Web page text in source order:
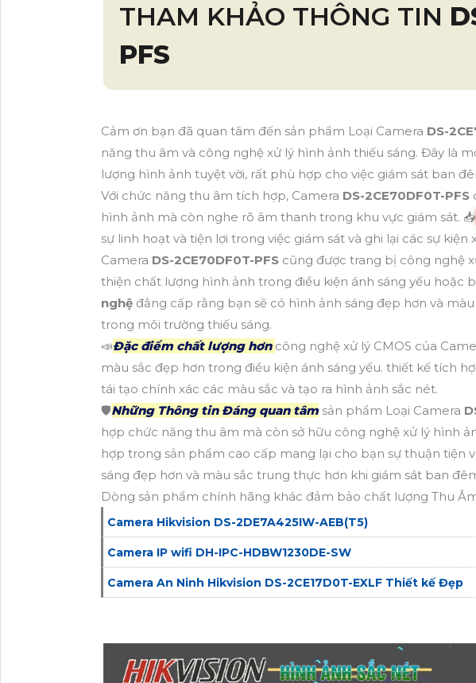
THAM KHẢO THÔNG TIN
PFS
Cảm ơn bạn đã quan tâm đến sản phẩm Loại Camera DS-
năng thu âm và công nghệ xử lý hình ảnh thiếu sáng. Đây là
lượng hình ảnh tuyệt vời, rất phù hợp cho việc giám sát ban
Với chức năng thu âm tích hợp, Camera DS-2CE70DF0T-PFS
hình ảnh mà còn nghe rõ âm thanh trong khu vực giám sát. 📥
sự linh hoạt và tiện lợi trong việc giám sát và ghi lại các sự kiện
Camera DS-2CE70DF0T-PFS cũng được trang bị công nghệ
thiện chất lượng hình ảnh trong điều kiện ánh sáng yếu hoặc
nghệ đẳng cấp rằng bạn sẽ có hình ảnh sáng đẹp hơn và
trong môi trường thiếu sáng.
📣Đặc điểm chất lượng hơn công nghệ xử lý CMOS của
màu sắc đẹp hơn trong điều kiện ánh sáng yếu. thiết kế tích
tái tạo chính xác các màu sắc và tạo ra hình ảnh sắc nét.
🛡Những Thông tin Đáng quan tâm sản phẩm Loại Camera
hợp chức năng thu âm mà còn sở hữu công nghệ xử lý hình
hợp trong sản phẩm cao cấp mang lại cho bạn sự thuận tiện
sáng đẹp hơn và màu sắc trung thực hơn khi giám sát ban
Dòng sản phẩm chính hãng khác đảm bảo chất lượng Thu
Camera Hikvision DS-2DE7A425IW-AEB(T5)
Camera IP wifi DH-IPC-HDBW1230DE-SW
Camera An Ninh Hikvision DS-2CE17D0T-EXLF Thiết kế Đẹp